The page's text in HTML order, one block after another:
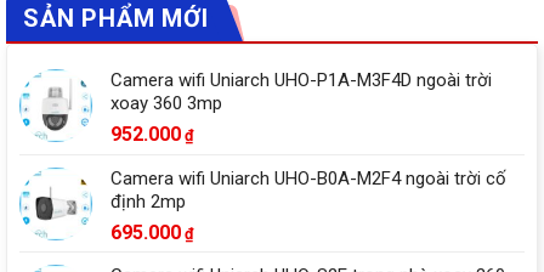
SẢN PHẨM MỚI
Camera wifi Uniarch UHO-P1A-M3F4D ngoài trời
xoay 360 3mp
952.000 ₫
Camera wifi Uniarch UHO-B0A-M2F4 ngoài trời cố
định 2mp
695.000 ₫